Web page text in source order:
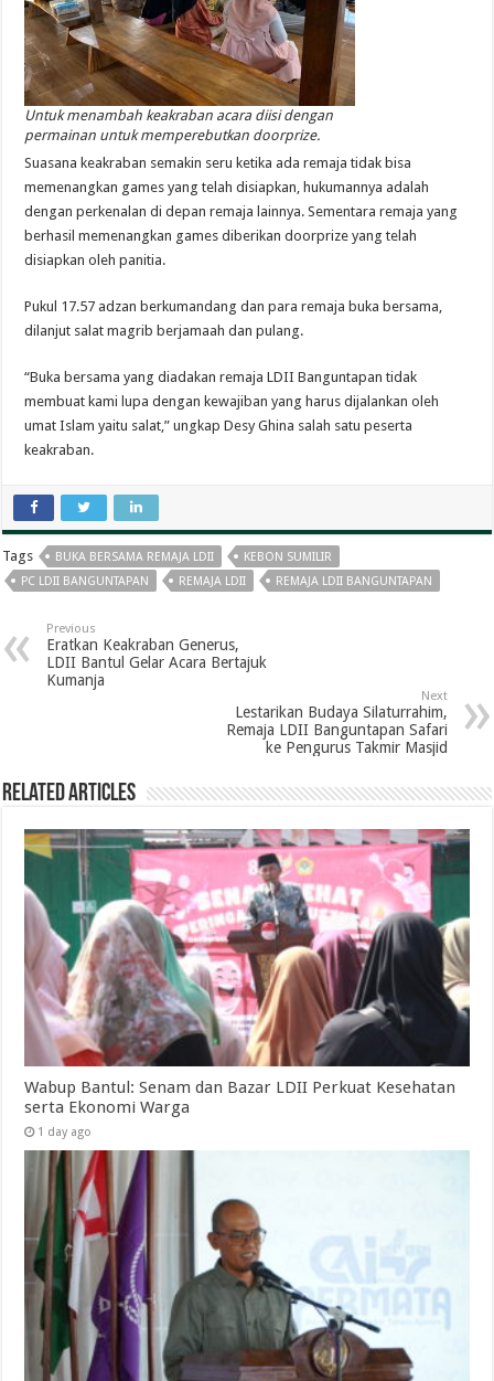
Untuk menambah keakraban acara diisi dengan
permainan untuk memperebutkan doorprize.
Suasana keakraban semakin seru ketika ada remaja tidak bisa
memenangkan games yang telah disiapkan, hukumannya adalah
dengan perkenalan di depan remaja lainnya. Sementara remaja yang
berhasil memenangkan games diberikan doorprize yang telah
disiapkan oleh panitia.
Pukul 17.57 adzan berkumandang dan para remaja buka bersama,
dilanjut salat magrib berjamaah dan pulang.
“Buka bersama yang diadakan remaja LDII Banguntapan tidak
membuat kami lupa dengan kewajiban yang harus dijalankan oleh
umat Islam yaitu salat,” ungkap Desy Ghina salah satu peserta
keakraban.
Tags BUKA BERSAMA REMAJA LDII
KEBON SUMILIR
PC LDII BANGUNTAPAN
REMAJA LDII REMAJA LDII BANGUNTAPAN
Previous
Eratkan Keakraban Generus,
LDII Bantul Gelar Acara Bertajuk
Kumanja
Next
Lestarikan Budaya Silaturrahim,
Remaja LDII Banguntapan Safari
ke Pengurus Takmir Masjid
Related Articles
Wabup Bantul: Senam dan Bazar LDII Perkuat Kesehatan
serta Ekonomi Warga
1 day ago